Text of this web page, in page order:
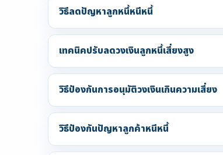
วิธีลดปัญหาลูกหนี้หนีหนี้
เทคนิคปรับลดวงเงินลูกหนี้เสี่ยงสูง
วิธีป้องกันการอนุมัติวงเงินเกินความเสี่ยง
วิธีป้องกันปัญหาลูกค้าหนีหนี้